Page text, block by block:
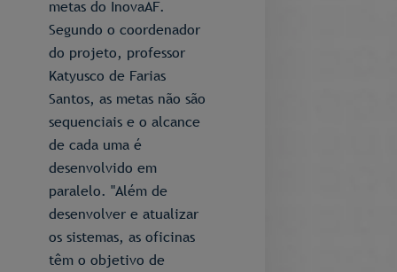
metas do InovaAF.
Segundo o coordenador
do projeto, professor
Katyusco de Farias
Santos, as metas não são
sequenciais e o alcance
de cada uma é
desenvolvido em
paralelo. "Além de
desenvolver e atualizar
os sistemas, as oficinas
têm o objetivo de